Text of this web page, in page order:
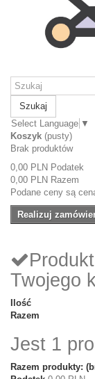
Szukaj
Select Language ▼
Koszyk (pusty)
Brak produktów
0,00 PLN Podatek
0,00 PLN Razem
Podane ceny są
Realizuj
Twojego
Ilość
Razem
Jest 1
Razem produkty: